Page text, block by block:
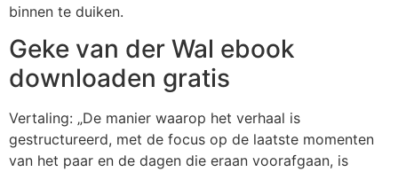
binnen te duiken.
Geke van der Wal ebook
downloaden gratis
Vertaling: „De manier waarop het verhaal is
gestructureerd, met de focus op de laatste momenten
van het paar en de dagen die eraan voorafgaan, is